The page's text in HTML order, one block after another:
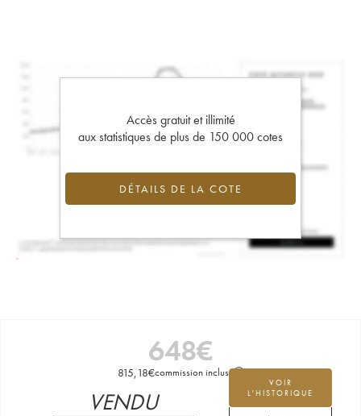
Accès gratuit et illimité
aux statistiques de plus de 150 000 cotes
DÉTAILS DE LA COTE
648€
815,18€commission incluse
VOIR
L'HISTORIQUE
VENDU